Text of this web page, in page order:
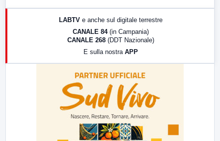
17:00 LabNews (replica)
LABTV e anche sul digitale terrestre
CANALE 84 (in Campania)
CANALE 268 (DDT Nazionale)
E sulla nostra APP